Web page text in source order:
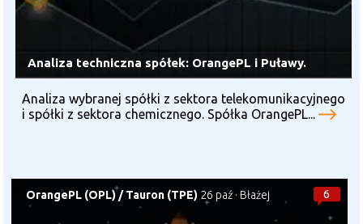
Analiza techniczna spółek: OrangePL i Puławy.
Analiza wybranej spółki z sektora telekomunikacyjnego
i spółki z sektora chemicznego. Spółka OrangePL...
6
OrangePL (OPL)/Tauron (TPE) 26 paź · Błażej